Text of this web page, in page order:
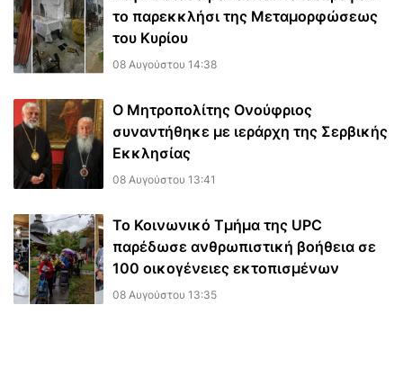
το παρεκκλήσι της Μεταμορφώσεως
του Κυρίου
08 Αυγούστου 14:38
Ο Μητροπολίτης Ονούφριος
συναντήθηκε με ιεράρχη της Σερβικής
Εκκλησίας
08 Αυγούστου 13:41
Το Κοινωνικό Τμήμα της UPC
παρέδωσε ανθρωπιστική βοήθεια σε
100 οικογένειες εκτοπισμένων
08 Αυγούστου 13:35